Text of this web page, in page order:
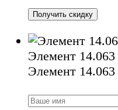
Элемент 14.063
Элемент 14.063